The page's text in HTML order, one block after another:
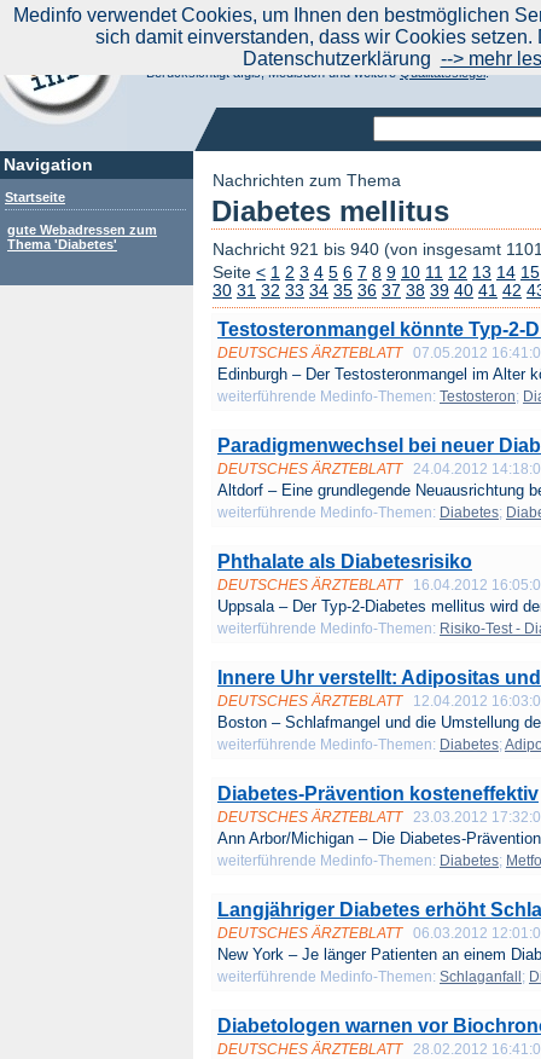
Navigation
Startseite
gute Webadressen zum
Thema 'Diabetes'
Aktuelle Nachrichten|
Suchen Sie noch oder Finden Sie schon?
Medinfo.de - Meta-Portal für Gesundheitsthemen
Berücksichtigt afgis, Medisuch und weitereQualitätssiegel.
Nachrichten zum Thema
Diabetes mellitus
Nachricht 921 bis 940 (von insgesamt
Seite < 1 2 3 4 5 6 7 8 9 10 11 12 13 14 15
30 31 32 33 34 35 36 37 38 39 40 41 42
Testosteronmangel könnte Typ-2-
DEUTSCHES ÄRZTEBLATT 07.05.2012
Edinburgh – Der Testosteronmangel im Alter
weiterführende Medinfo-Themen: Testosteron;
Paradigmenwechsel bei neuer
DEUTSCHES ÄRZTEBLATT 24.04.2012
Altdorf – Eine grundlegende Neuausrichtung
weiterführende Medinfo-Themen: Diabetes;
Phthalate als Diabetesrisiko
DEUTSCHES ÄRZTEBLATT 16.04.2012
Uppsala – Der Typ-2-Diabetes mellitus wird
weiterführende Medinfo-Themen: Risiko-Test -
Innere Uhr verstellt: Adipositas
DEUTSCHES ÄRZTEBLATT 12.04.2012
Boston – Schlafmangel und die Umstellung
weiterführende Medinfo-Themen: Diabetes;
Diabetes-Prävention kosteneffektiv
DEUTSCHES ÄRZTEBLATT 23.03.2012
Ann Arbor/Michigan – Die Diabetes-
weiterführende Medinfo-Themen: Diabetes;
Langjähriger Diabetes erhöht
DEUTSCHES ÄRZTEBLATT 06.03.2012
New York – Je länger Patienten an einem
weiterführende Medinfo-Themen: Schlaganfall ;
Diabetologen warnen vor
DEUTSCHES ÄRZTEBLATT 28.02.2012
Medinfo verwendet Cookies, um Ihnen den bestmöglichen
sich damit einverstanden, dass wir Cookies
Datenschutzerklärung --> mehr